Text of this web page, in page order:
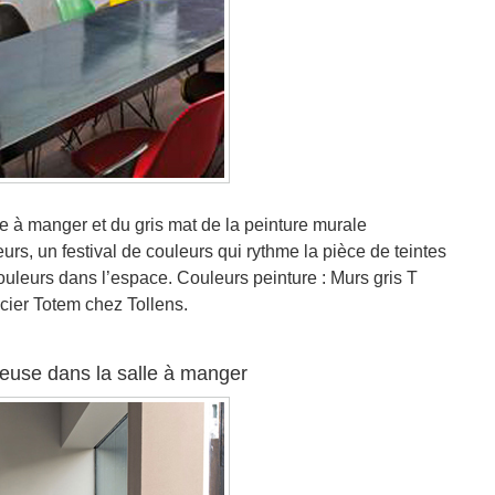
à manger et du gris mat de la peinture murale
un festival de couleurs qui rythme la pièce de teintes
dans l’espace. Couleurs peinture : Murs gris T
Totem chez Tollens.
dans la salle à manger